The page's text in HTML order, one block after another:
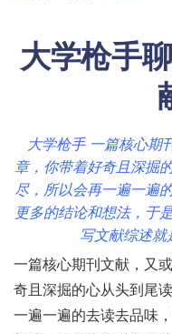
大学枪手
大学枪手 一篇核心期
章，你带着好奇且深掘
尽，所以会再一遍一遍
更多的结论和想法，于
写文献综述就
一篇核心期刊文献，又
奇且深掘的心从头到尾
一遍一遍的去读去品味